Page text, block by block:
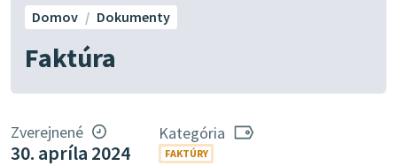
Faktúra
Domov Dokumenty
Zverejnené
30. apríla 2024
Kategória
FAKTÚRY